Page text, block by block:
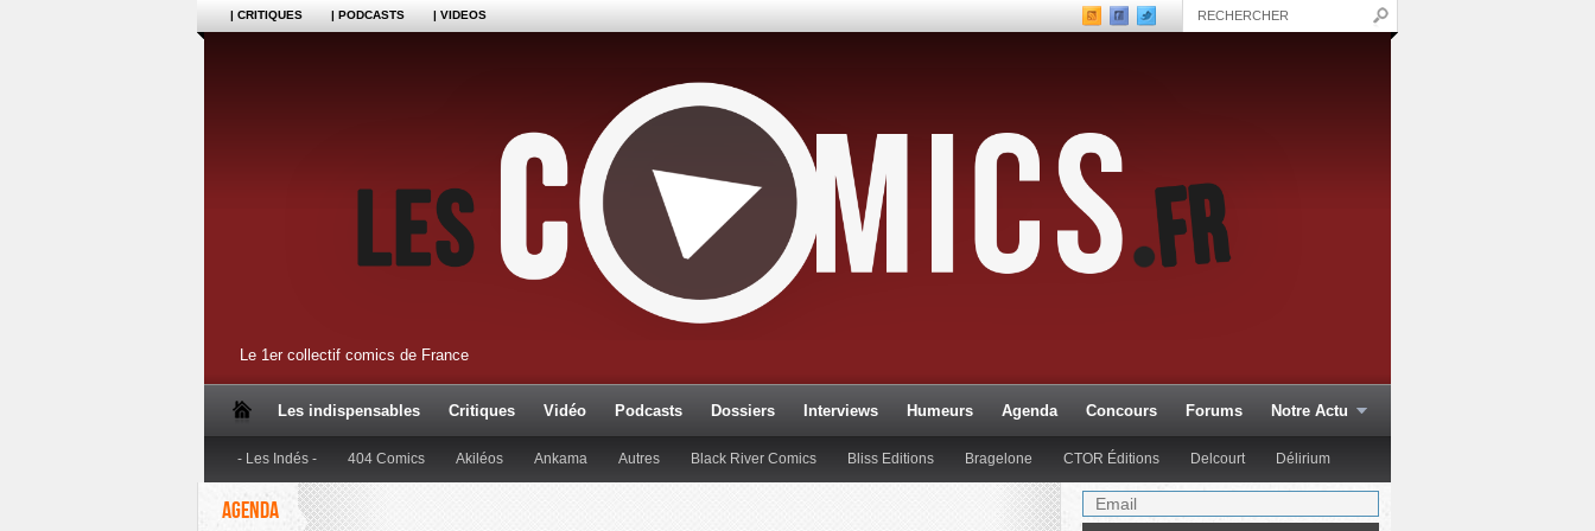
| CRITIQUES | PODCASTS | VIDEOS
Le 1er collectif comics de France
Les indispensables Critiques Vidéo Podcasts Dossiers Interviews Humeurs Agenda Concours Forums Notre Actu
- Les Indés - 404 Comics Akiléos Ankama Autres Black River Comics Bliss Editions Bragelone CTOR Éditions Delcourt Délirium
Dupuis Editions Anspach Glénat Glénat Comics
AGENDA